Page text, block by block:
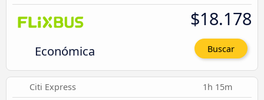
Económica
$18.178
Buscar
Citi Express 1h 15m